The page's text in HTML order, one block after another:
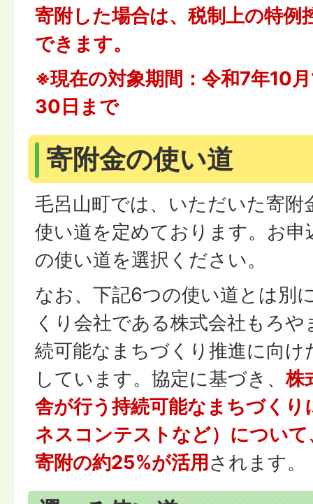
寄附した場合は、税制上の特例
できます。
※現在の対象期間：令和7年10
30日まで
寄附金の使い道
毛呂山町では、いただいた寄附
使い道を定めております。お申
の使い道を選択ください。
なお、下記6つの使い道とは別
くり会社である株式会社もろ
続可能なまちづくり推進に向け
しています。協定に基づき、株
舎が行う持続可能なまちづくり
ネスコンテストなど）につい
寄附の約25%が活用 されます。